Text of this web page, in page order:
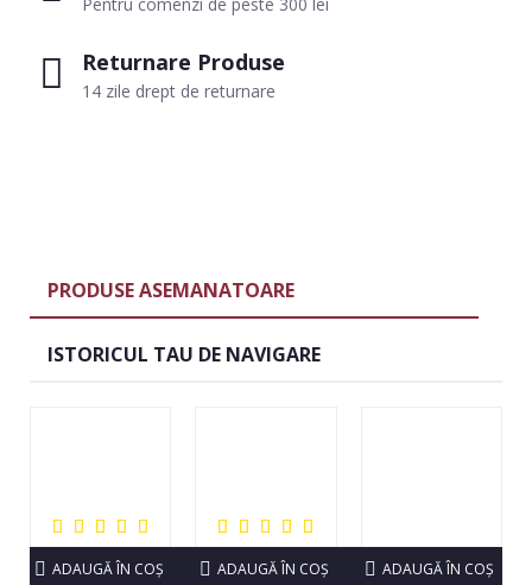
Returnare Produse
14 zile drept de returnare
PRODUSE ASEMANATOARE
ISTORICUL TAU DE NAVIGARE
ADAUGĂ ÎN COŞ ADAUGĂ ÎN COŞ ADAUGĂ ÎN COŞ